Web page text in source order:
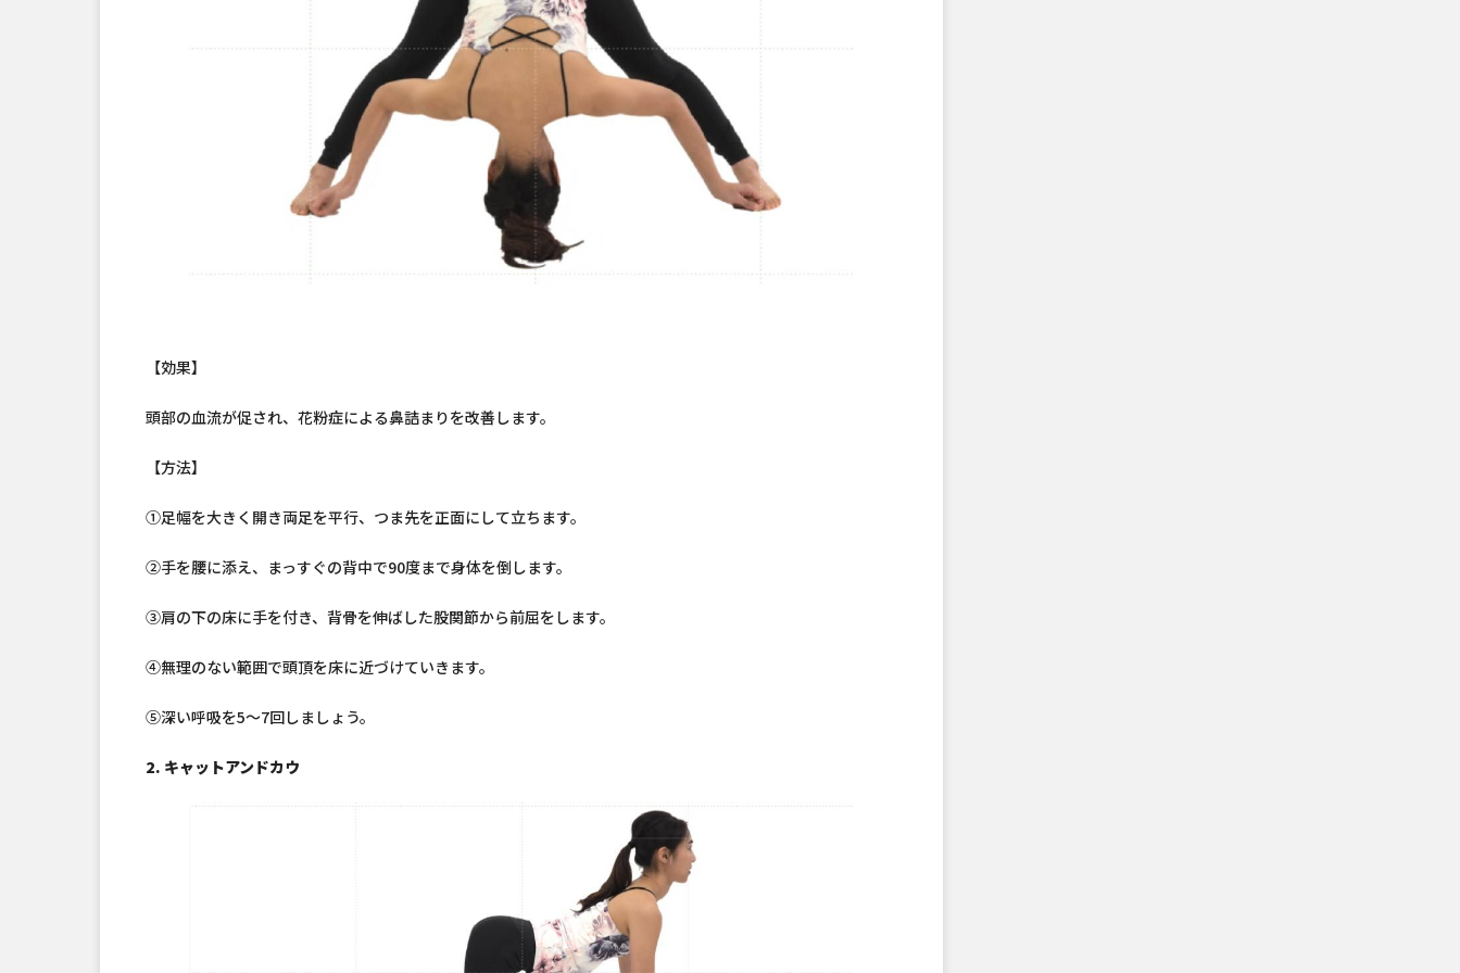
【効果】
頭部の血流が促され、花粉症による鼻詰まりを改善します。
【方法】
①足幅を大きく開き両足を平行、つま先を正面にして立ちます。
②手を腰に添え、まっすぐの背中で90度まで身体を倒します。
③肩の下の床に手を付き、背骨を伸ばした股関節から前屈をします。
④無理のない範囲で頭頂を床に近づけていきます。
⑤深い呼吸を5〜7回しましょう。
2. キャットアンドカウ